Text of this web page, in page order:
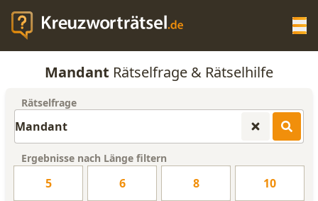
KREUZWORTRÄTSEL-HILFE
Mandant Rätselfrage & Rätselhilfe
Rätselfrage
Ergebnisse nach Länge filtern
5 6 8 10